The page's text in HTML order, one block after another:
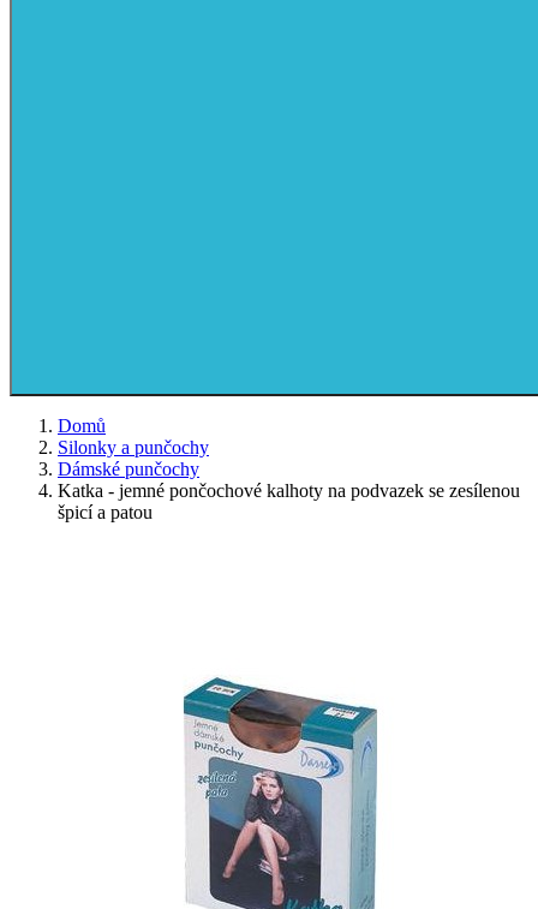
Domů
Silonky a punčochy
Dámské punčochy
Katka - jemné pončochové kalhoty na podvazek se zesílenou
špicí a patou